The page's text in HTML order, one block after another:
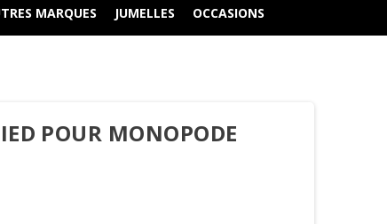
MARQUES JUMELLES OCCASIONS
POUR MONOPODE